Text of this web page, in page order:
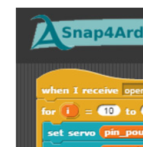
Rencontre de
marionnettiste
Makers de